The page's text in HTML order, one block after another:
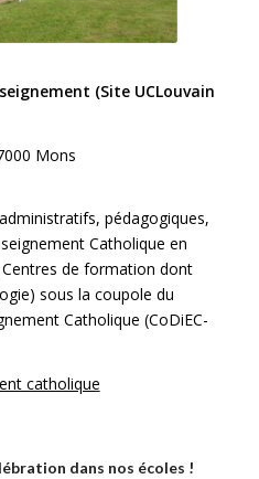
(Site UCLouvain
Mons
pédagogiques,
Catholique en
Centres de formation dont
sous la coupole du
Catholique (CoDiEC-
catholique
dans nos écoles !